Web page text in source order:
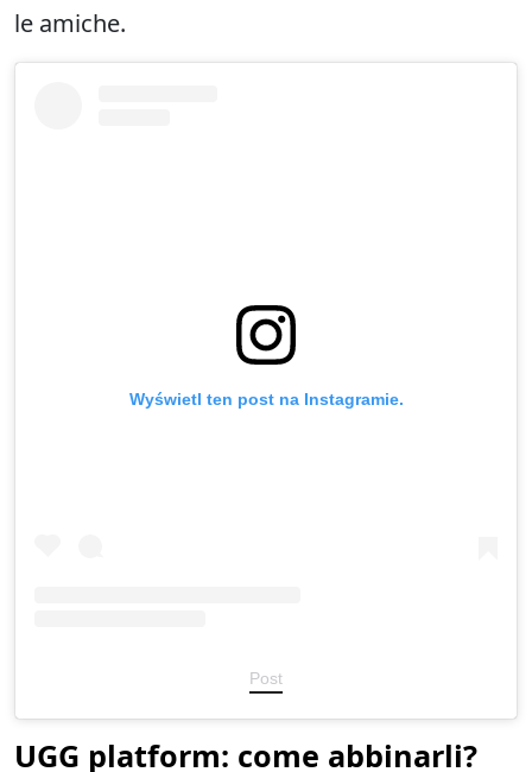
le amiche.
Wyświetl ten post na Instagramie.
Post
UGG platform: come abbinarli?